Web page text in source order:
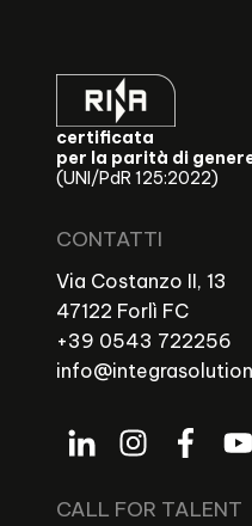
certificata
per la parità di
(UNI/PdR 125:2022)
CONTATTI
Via Costanzo II, 13
47122 Forlì FC
+39 0543 722256
CALL FOR TALENT